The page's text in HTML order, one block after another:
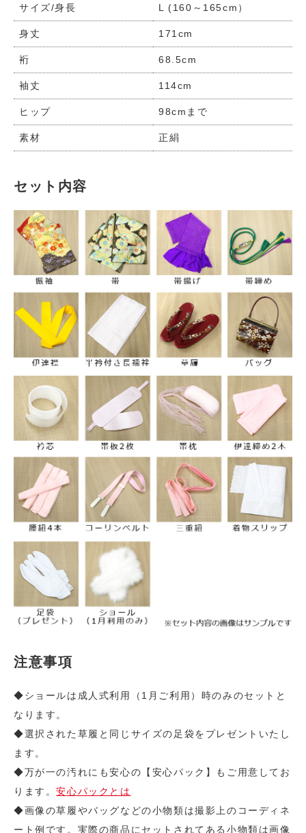
サイズ/身長 L (160～165cm）
身丈 171cm
裄 68.5cm
袖丈 114cm
ヒップ 98cmまで
素材 正絹
セット内容
注意事項
◆ショールは成人式利用（1月ご利用）時のみのセットと
なります。
◆選択された草履と同じサイズの足袋をプレゼントいたし
ます。
◆万が一の汚れにも安心の【安心パック】もご用意してお
ります。安心パックとは
◆画像の草履やバッグなどの小物類は撮影上のコーディネ
ート例です。実際の商品にセットされてある小物類は画像